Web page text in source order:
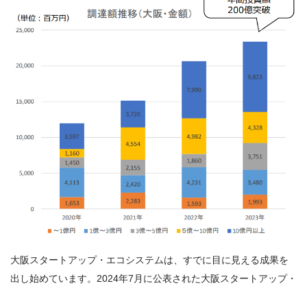
大阪スタートアップ・エコシステムは、すでに目に見える成果を
出し始めています。2024年7月に公表された大阪スタートアップ・